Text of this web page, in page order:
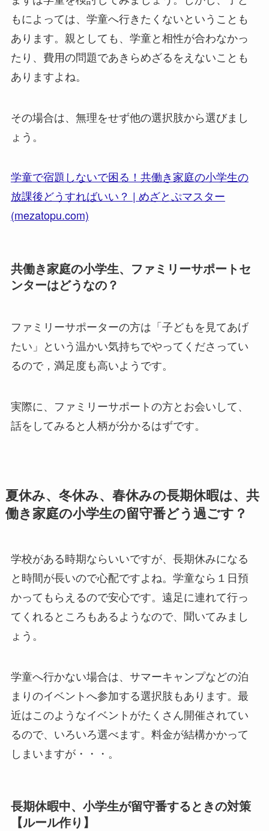
もによっては、学童へ行きたくないということも
あります。親としても、学童と相性が合わなかっ
たり、費用の問題であきらめざるをえないことも
ありますよね。
その場合は、無理をせず他の選択肢から選びまし
ょう。
学童で宿題しないで困る！共働き家庭の小学生の
放課後どうすればいい？ | めざとぷマスター
(mezatopu.com)
共働き家庭の小学生、ファミリーサポートセ
ンターはどうなの？
ファミリーサポーターの方は「子どもを見てあげ
たい」という温かい気持ちでやってくださってい
るので，満足度も高いようです。
実際に、ファミリーサポートの方とお会いして、
話をしてみると人柄が分かるはずです。
夏休み、冬休み、春休みの長期休暇は、共
働き家庭の小学生の留守番どう過ごす？
学校がある時期ならいいですが、長期休みになる
と時間が長いので心配ですよね。学童なら１日預
かってもらえるので安心です。遠足に連れて行っ
てくれるところもあるようなので、聞いてみまし
ょう。
学童へ行かない場合は、サマーキャンプなどの泊
まりのイベントへ参加する選択肢もあります。最
近はこのようなイベントがたくさん開催されてい
るので、いろいろ選べます。料金が結構かかって
しまいますが・・・。
長期休暇中、小学生が留守番するときの対策
【ルール作り】